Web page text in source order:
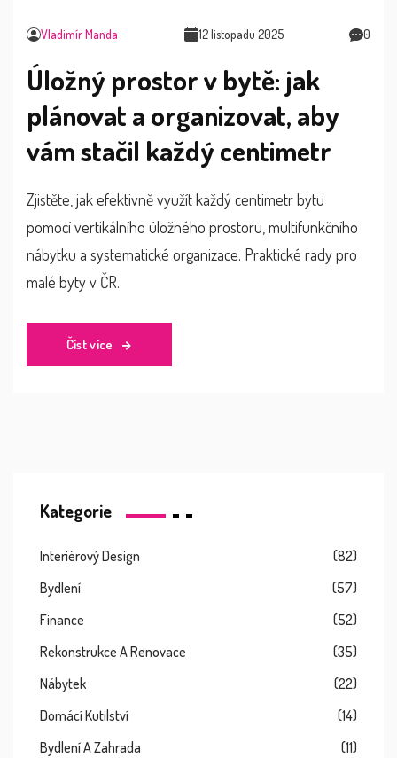
Vladimír Manda 12 listopadu 2025 0
Úložný prostor v bytě: jak
plánovat a organizovat, aby
vám stačil každý centimetr
Zjistěte, jak efektivně využít každý centimetr bytu
pomocí vertikálního úložného prostoru, multifunkčního
nábytku a systematické organizace. Praktické rady pro
malé byty v ČR.
Číst více
Kategorie
Interiérový Design
(82)
Bydlení
(57)
Finance
(52)
Rekonstrukce A Renovace
(35)
Nábytek
(22)
Domácí Kutilství
(14)
Bydlení A Zahrada
(11)